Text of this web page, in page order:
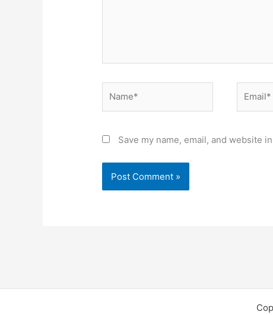
Save my name, email, and website